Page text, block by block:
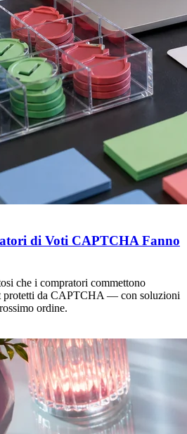
di Voti CAPTCHA Fanno
che i compratori commettono
protetti da CAPTCHA — con soluzioni
ordine.